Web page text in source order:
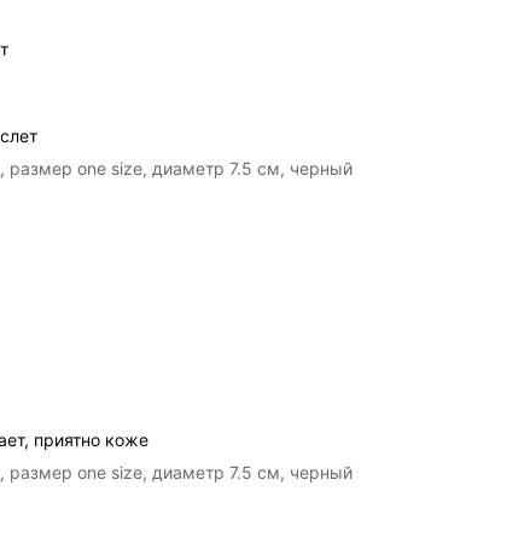
one size, диаметр 7.5 см, черный
приятно коже
one size, диаметр 7.5 см, черный